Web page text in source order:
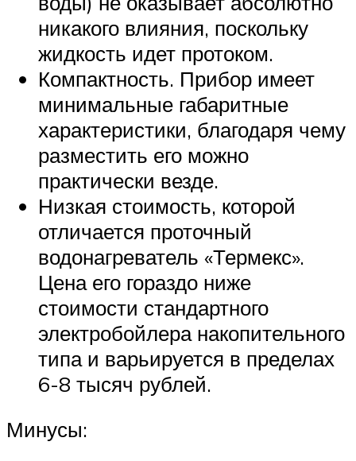
никакого влияния, поскольку
жидкость идет протоком.
Компактность. Прибор имеет
минимальные габаритные
характеристики, благодаря чему
разместить его можно
практически везде.
Низкая стоимость, которой
отличается проточный
водонагреватель «Термекс».
Цена его гораздо ниже
стоимости стандартного
электробойлера накопительного
типа и варьируется в пределах
6-8 тысяч рублей.
Минусы: